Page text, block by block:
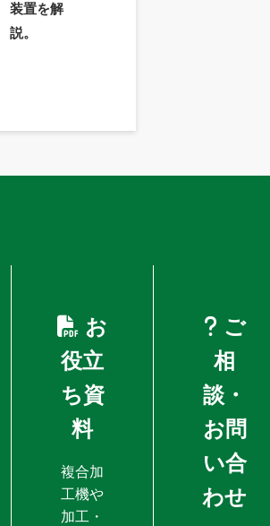
装置を解
説。
お
役立
ち資
料
複合加
工機や
加工・
ご
相
談・
お問
い合
わせ